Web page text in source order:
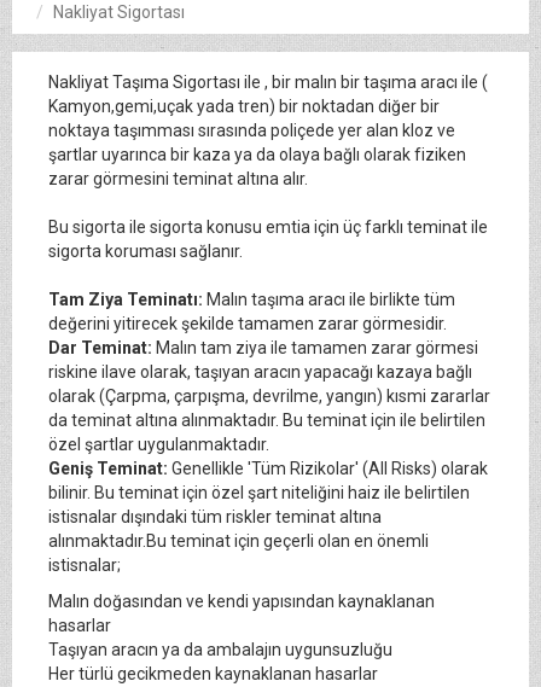
Nakliyat Sigortası
Nakliyat Taşıma Sigortası ile , bir malın bir taşıma aracı ile (
Kamyon,gemi,uçak yada tren) bir noktadan diğer bir
noktaya taşımması sırasında poliçede yer alan kloz ve
şartlar uyarınca bir kaza ya da olaya bağlı olarak fiziken
zarar görmesini teminat altına alır.
Bu sigorta ile sigorta konusu emtia için üç farklı teminat ile
sigorta koruması sağlanır.
Tam Ziya Teminatı: Malın taşıma aracı ile birlikte tüm
değerini yitirecek şekilde tamamen zarar görmesidir.
Dar Teminat: Malın tam ziya ile tamamen zarar görmesi
riskine ilave olarak, taşıyan aracın yapacağı kazaya bağlı
olarak (Çarpma, çarpışma, devrilme, yangın) kısmi zararlar
da teminat altına alınmaktadır. Bu teminat için ile belirtilen
özel şartlar uygulanmaktadır.
Geniş Teminat: Genellikle 'Tüm Rizikolar' (All Risks) olarak
bilinir. Bu teminat için özel şart niteliğini haiz ile belirtilen
istisnalar dışındaki tüm riskler teminat altına
alınmaktadır.Bu teminat için geçerli olan en önemli
istisnalar;
Malın doğasından ve kendi yapısından kaynaklanan
hasarlar
Taşıyan aracın ya da ambalajın uygunsuzluğu
Her türlü gecikmeden kaynaklanan hasarlar